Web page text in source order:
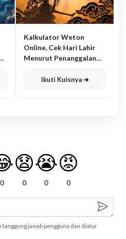
Kalkulator Weton
Online, Cek Hari Lahir
Menurut Penanggalan
Ikuti Kuisnya ➔
0
😧
0
😭
0
😡
0
jawab pengguna dan diatur